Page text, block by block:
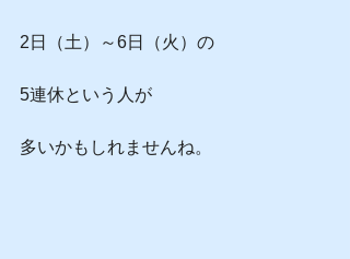
2日（土）～6日（火）の
5連休という人が
多いかもしれませんね。